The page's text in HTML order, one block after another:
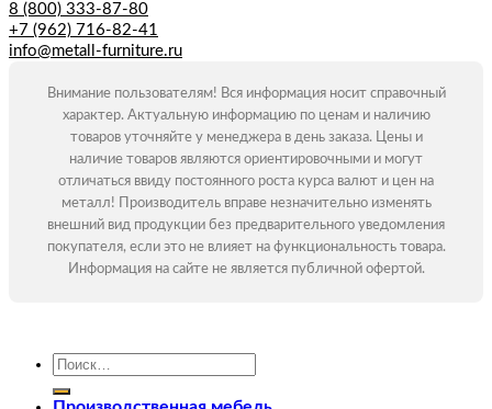
8 (800) 333-87-80
+7 (962) 716-82-41
info@metall-furniture.ru
Внимание пользователям! Вся информация носит справочный
характер. Актуальную информацию по ценам и наличию
товаров уточняйте у менеджера в день заказа. Цены и
наличие товаров являются ориентировочными и могут
отличаться ввиду постоянного роста курса валют и цен на
металл! Производитель вправе незначительно изменять
внешний вид продукции без предварительного уведомления
покупателя, если это не влияет на функциональность товара.
Информация на сайте не является публичной офертой.
Искать: